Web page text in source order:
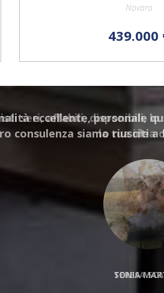
Novara
439.000
seri, affabili, disponibili,
la tua idea
TERESA